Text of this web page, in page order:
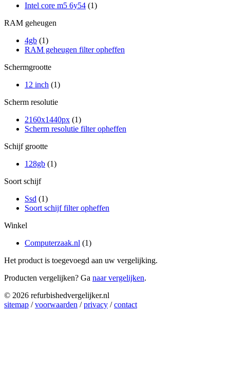
Intel core m5 6y54 (1)
RAM geheugen
4gb (1)
RAM geheugen filter opheffen
Schermgrootte
12 inch (1)
Scherm resolutie
2160x1440px (1)
Scherm resolutie filter opheffen
Schijf grootte
128gb (1)
Soort schijf
Ssd (1)
Soort schijf filter opheffen
Winkel
Computerzaak.nl (1)
Het product is toegevoegd aan uw vergelijking.
Producten vergelijken? Ga naar vergelijken.
© 2026 refurbishedvergelijker.nl
sitemap /voorwaarden /privacy /contact